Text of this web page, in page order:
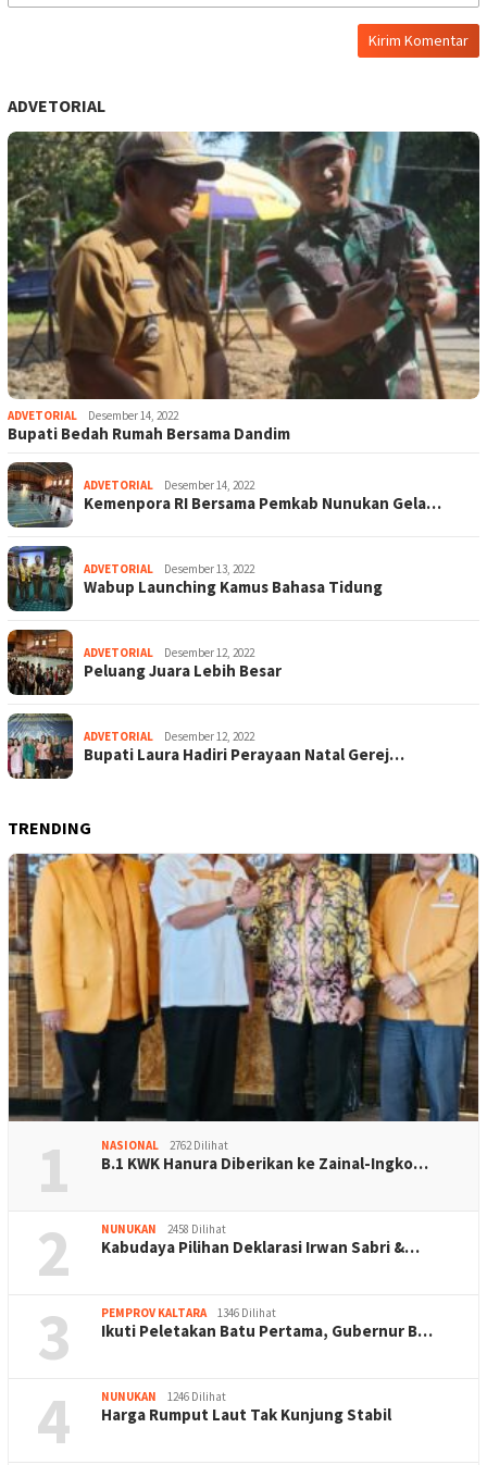
ADVETORIAL
ADVETORIAL Desember 14, 2022
Bupati Bedah Rumah Bersama Dandim
ADVETORIAL Desember 14, 2022
Kemenpora RI Bersama Pemkab Nunukan Gela…
ADVETORIAL Desember 13, 2022
Wabup Launching Kamus Bahasa Tidung
ADVETORIAL Desember 12, 2022
Peluang Juara Lebih Besar
ADVETORIAL Desember 12, 2022
Bupati Laura Hadiri Perayaan Natal Gerej…
TRENDING
1 NASIONAL 2762 Dilihat
B.1 KWK Hanura Diberikan ke Zainal-Ingko…
2 NUNUKAN 2458 Dilihat
Kabudaya Pilihan Deklarasi Irwan Sabri &…
3 PEMPROV KALTARA 1346 Dilihat
Ikuti Peletakan Batu Pertama, Gubernur B…
4 NUNUKAN 1246 Dilihat
Harga Rumput Laut Tak Kunjung Stabil